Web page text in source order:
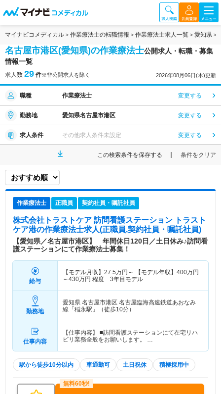
マイナビコメディカル 作業療法士の転職情報 作業療法士求人一覧 愛知県
名古屋市港区(愛知県)の作業療法士公開求人・転職・募集
情報一覧
求人数 29 件※非公開求人を除く 2026年08月06日(木)更新
職種 作業療法士 変更する
勤務地 愛知県名古屋市港区 変更する
求人条件 その他求人条件未設定 変更する
この検索条件を保存する 条件をクリア
作業療法士 正職員 契約社員・嘱託社員
株式会社トラストケア 訪問看護ステーション トラスト
ケア港の作業療法士求人(正職員,契約社員・嘱託社員)
【愛知県／名古屋市港区】 年間休日120日／土日休み♪訪問看
護ステーションにて作業療法士募集！
給与
【モデル月収】 27.5万円～ 【モデル年収】 400万円
～430万円 程度 3年目モデル
勤務地
愛知県 名古屋市港区 名古屋臨海高速鉄道あおなみ
線「稲永駅」（徒歩10分）
仕事内容
【仕事内容】 ■訪問看護ステーションにて在宅リハ
ビリ業務全般をお願いします。 …
駅から徒歩10分以内 車通勤可 土日祝休 積極採用中